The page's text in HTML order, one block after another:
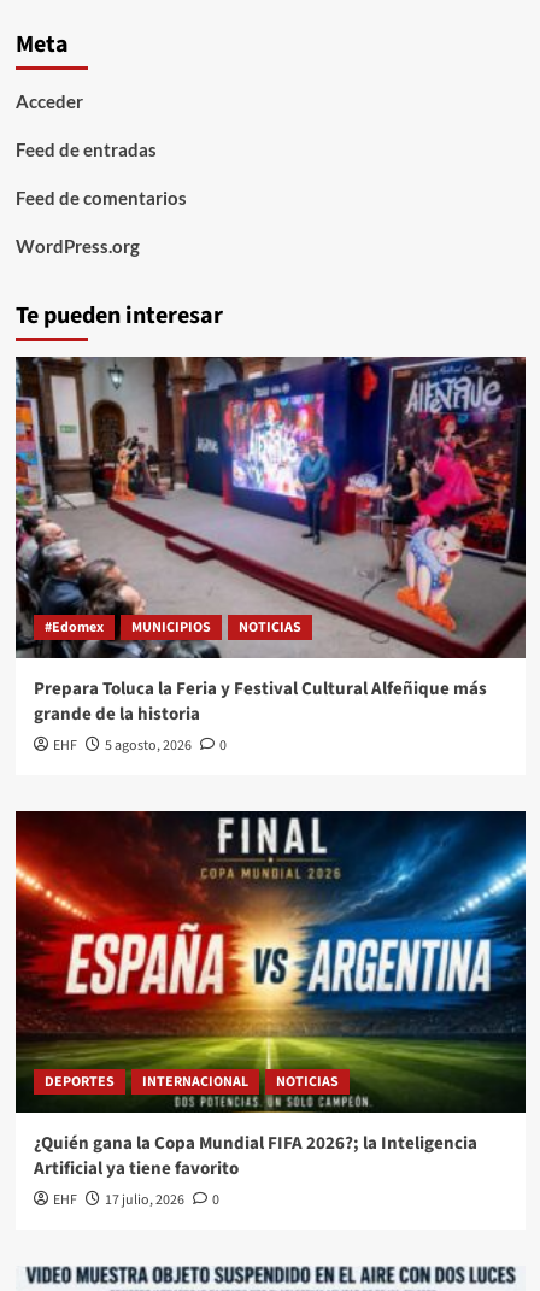
Meta
Acceder
Feed de entradas
Feed de comentarios
WordPress.org
Te pueden interesar
#Edomex MUNICIPIOS NOTICIAS
Prepara Toluca la Feria y Festival Cultural Alfeñique más
grande de la historia
EHF 5 agosto, 2026 0
DEPORTES INTERNACIONAL NOTICIAS
¿Quién gana la Copa Mundial FIFA 2026?; la Inteligencia
Artificial ya tiene favorito
EHF 17 julio, 2026 0